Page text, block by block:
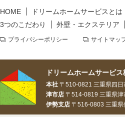
HOME ドリームホームサービスとは
3つのこだわり
外壁・エクステリア
プライバシーポリシー サイトマッ
ドリームホームサービ
本社 〒510-0821 三重県四
津市店 〒514-0819 三重県
伊勢支店 〒516-0803 三重